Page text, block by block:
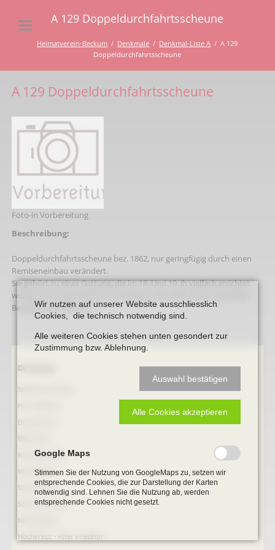
A 129 Doppeldurchfahrtsscheune
Heimatverein-Beckum Denkmale Denkmal-Liste A
A 129
Doppeldurchfahrtsscheune
A 129 Doppeldurchfahrtsscheune
Foto-in Vorbereitung
Beschreibung:
Doppeldurchfahrtsscheune bez. 1862, nur geringfügig durch einen
Remiseneinbau verändert.
Sie gehört zu einer Gattung, die im 18. Und 19. Jh vielfach errichtet
worden ist, heute aber bis auf wenige zumindest stark veränderte
Beispiele vernichtet ist.
Navigation
Denkmale
Stephanus-Kirche
Hist. Rathaus
Domitorium
Wehrturm
Köttings Mühle
Windmühle
Ständehaus
Schmiede Galen
Mariensäule
Hochkreuz - Alter Friedhof
Wir nutzen auf unserer Website ausschliesslich
Cookies, die technisch notwendig sind.
Alle weiteren Cookies stehen unten gesondert zur
Zustimmung bzw. Ablehnung.
Auswahl bestätigen
Alle Cookies akzeptieren
Google Maps
Stimmen Sie der Nutzung von GoogleMaps zu, setzen wir
entsprechende Cookies, die zur Darstellung der Karten
notwendig sind. Lehnen Sie die Nutzung ab, werden
entsprechende Cookies nicht gesetzt.